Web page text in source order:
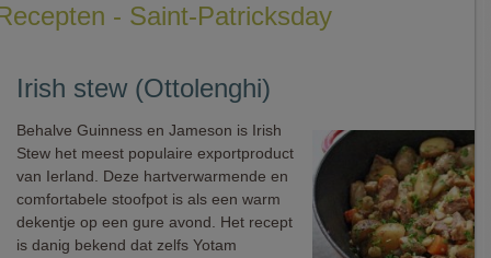
- Saint-Patricksday
Irish stew (Ottolenghi)
Behalve Guinness en Jameson is Irish
Stew het meest populaire exportproduct
van Ierland. Deze hartverwarmende en
comfortabele stoofpot is als een warm
dekentje op een gure avond. Het recept
is danig bekend dat zelfs Yotam